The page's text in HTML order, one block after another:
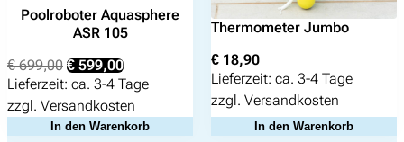
Poolroboter Aquasphere
ASR 105
€699,00 Ursprünglicher
Preis
war:
€ 699,00
€ 599,00Aktueller
Preis
ist:
€ 599,00.
Lieferzeit: ca. 3-4 Tage
zzgl. Versandkosten
In den Warenkorb
Thermometer Jumbo
€ 18,90
Lieferzeit: ca. 3-4 Tage
zzgl. Versandkosten
In den Warenkorb